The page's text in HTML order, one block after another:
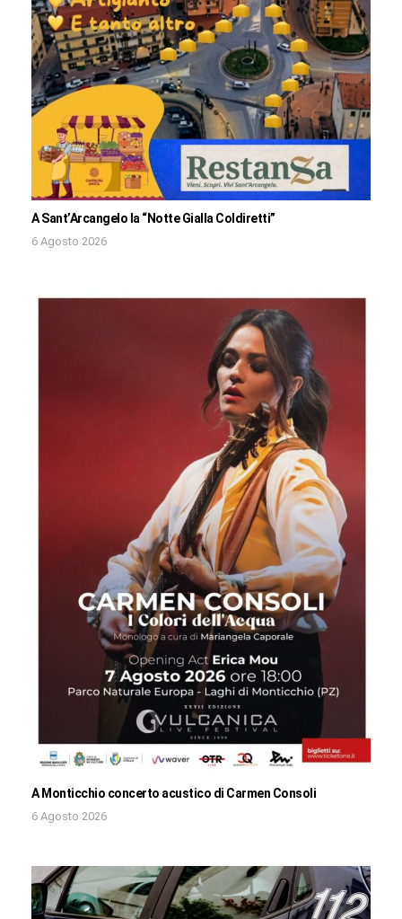
A Sant’Arcangelo la “Notte Gialla Coldiretti”
6 Agosto 2026
A Monticchio concerto acustico di Carmen Consoli
6 Agosto 2026